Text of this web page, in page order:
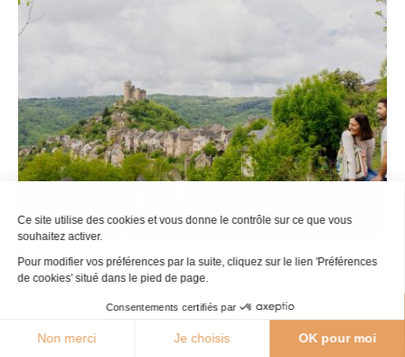
30°C Agenda Webcams Boutique Brochures
Que faire à Najac ?
Vous cherchez que visiter et quoi faire à Najac ? On vous
livre notre top 10 des activités incontournables : visites
guidées, sites de visite, événements, sports et loisirs… Top
10 des choses à faire et à voir à Najac Vous préparez votre
Ce site utilise des cookies et vous donne le contrôle sur ce que vous
souhaitez activer.
Pour modifier vos préférences par la suite, cliquez sur le lien 'Préférences
de cookies' situé dans le pied de page.
Consentements certifiés par
Non merci Je choisis OK pour moi